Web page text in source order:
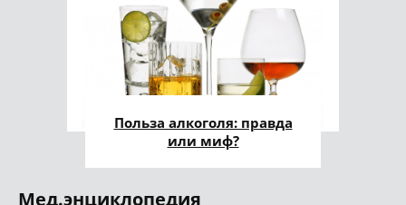
Польза алкоголя: правда
или миф?
Мед.энциклопедия